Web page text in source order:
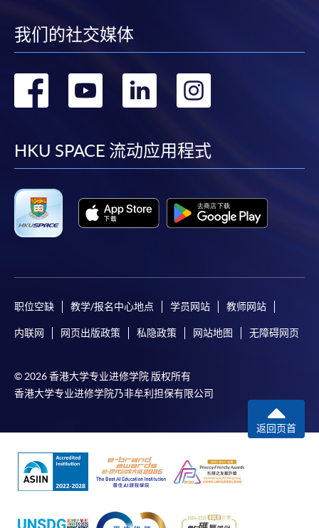
我们的社交媒体
转
facebook
转
youtube
转
linkedin
转
HKU SPACE 流动应用程式
职位空缺 教学/报名中心地点 学员网站 教师网站
内联网 网页出版政策 私隐政策 网站地图 无障碍网页
© 2026 香港大学专业进修学院 版权所有
香港大学专业进修学院乃非牟利担保有限公司
返回页首